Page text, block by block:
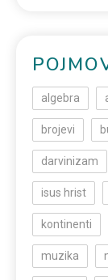
algebra
brojevi
darvinizam
isus hrist
kontinenti
muzika